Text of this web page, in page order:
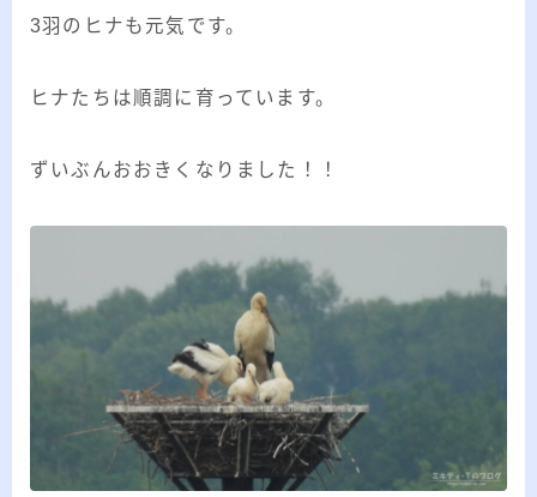
を書いています。
≫お問い合わせはこちら
3羽のヒナも元気です。
ヒナたちは順調に育っています。
ずいぶんおおきくなりました！！